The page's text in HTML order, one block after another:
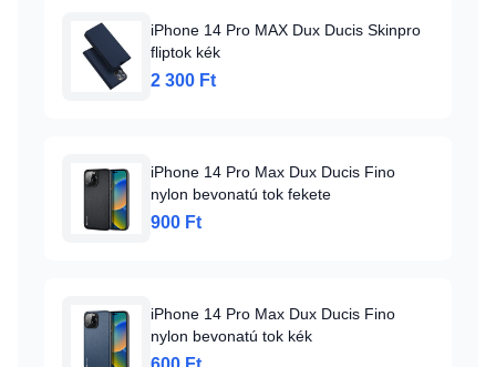
iPhone 14 Pro MAX Dux Ducis Skinpro
fliptok kék
2 300 Ft
iPhone 14 Pro Max Dux Ducis Fino
nylon bevonatú tok fekete
900 Ft
iPhone 14 Pro Max Dux Ducis Fino
nylon bevonatú tok kék